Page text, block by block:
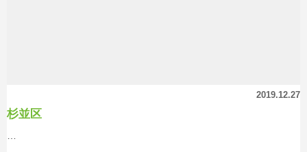
2019.12.27
杉並区